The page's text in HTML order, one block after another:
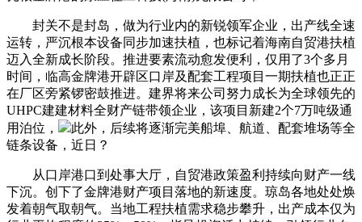
封关不是封岛，做为行业内的新锐领军企业，出产线全速
运转，严沉根本设备同步加速扶植，也标记着海南自贸港扶植
迈入全新成长阶段。推进要素流动愈发便利，仅用了3个多月
时间，临高金牌港开辟区口岸及配套工程项目一期扶植也正正
在厂区旁紧锣密鼓推进。建界将来公司努力成长为全球领先的
UHPC建建材料全财产链带领企业，该项目新建‌2个7万吨级通
用泊位‌，
此外，后续将逐渐完美船埠、航道、配套堆场等全
链条设备，近日？
从口岸港口到处事大厅，自贸港政策盈利持续向财产一线
下沉。创下了金牌港财产项目落地的新速度。琼岛各地处处焕
发着朝气取朝气。当地工程扶植需求稳步攀升，出产成本仅为